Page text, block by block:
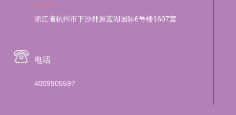
浙江省杭州市下沙郡原蓝湖国际6号楼1607室
电话
4009905597